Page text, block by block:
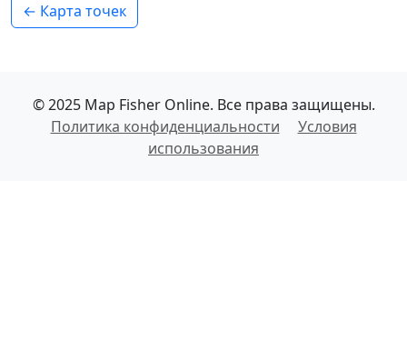
← Карта точек
© 2025 Map Fisher Online. Все права защищены.
Политика конфиденциальности
Условия
использования